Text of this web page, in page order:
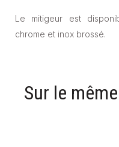
Le mitigeur est
chrome et inox brossé.
Sur le